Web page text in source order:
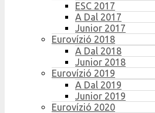
ESC 2017
A Dal 2017
Junior 2017
Eurovízió 2018
A Dal 2018
Junior 2018
Eurovízió 2019
A Dal 2019
Junior 2019
Eurovízió 2020